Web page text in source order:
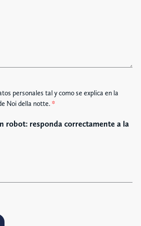
personales tal y como se explica en la
Noi della notte.*
robot: responda correctamente a la